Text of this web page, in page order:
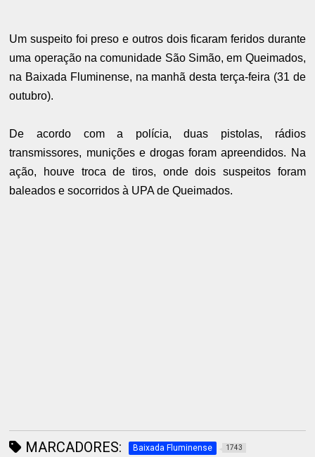
Um suspeito foi preso e outros dois ficaram feridos durante
uma operação na comunidade São Simão, em Queimados,
na Baixada Fluminense, na manhã desta terça-feira (31 de
outubro).
De acordo com a polícia, duas pistolas, rádios
transmissores, munições e drogas foram apreendidos. Na
ação, houve troca de tiros, onde dois suspeitos foram
baleados e socorridos à UPA de Queimados.
MARCADORES: Baixada Fluminense 1743